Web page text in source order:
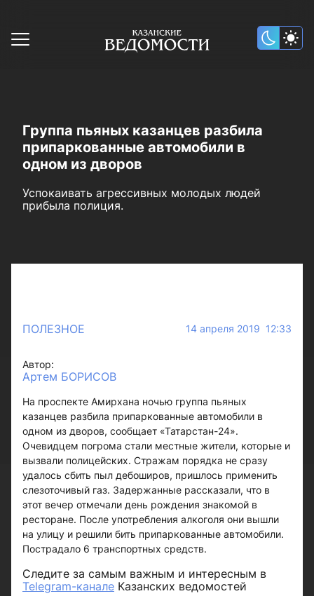
Группа пьяных казанцев разбила
припаркованные автомобили в
одном из дворов
Успокаивать агрессивных молодых людей
прибыла полиция.
ПОЛЕЗНОЕ 14 апреля 2019 12:33
Автор:
Артем БОРИСОВ
На проспекте Амирхана ночью группа пьяных
казанцев разбила припаркованные автомобили в
одном из дворов, сообщает «Татарстан-24».
Очевидцем погрома стали местные жители, которые и
вызвали полицейских. Стражам порядка не сразу
удалось сбить пыл дебоширов, пришлось применить
слезоточивый газ. Задержанные рассказали, что в
этот вечер отмечали день рождения знакомой в
ресторане. После употребления алкоголя они вышли
на улицу и решили бить припаркованные автомобили.
Пострадало 6 транспортных средств.
Следите за самым важным и интересным в
Telegram-канале Казанских ведомостей